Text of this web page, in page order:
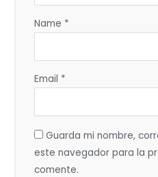
Name *
Email *
Guarda mi nombre,
este navegador para la
comente.